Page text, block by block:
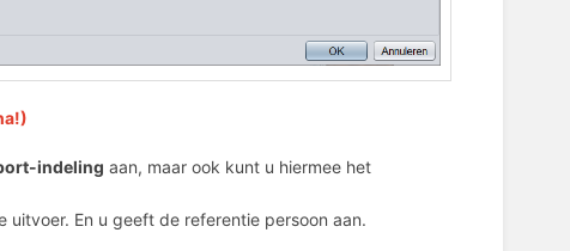
indeling aan, maar ook kunt u hiermee het
En u geeft de referentie persoon aan.